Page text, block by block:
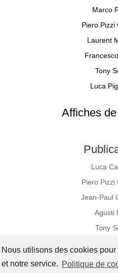
Nous utilisons des cookies
et notre service. Politique de
Marco
Piero Pizzi
Laurent
Tony
Luca
Affiches
Luca
Piero Pizzi
Jean-Paul
Agusti
Tony